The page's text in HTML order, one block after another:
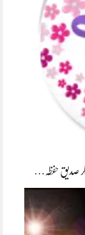
صدیق حفظہ…